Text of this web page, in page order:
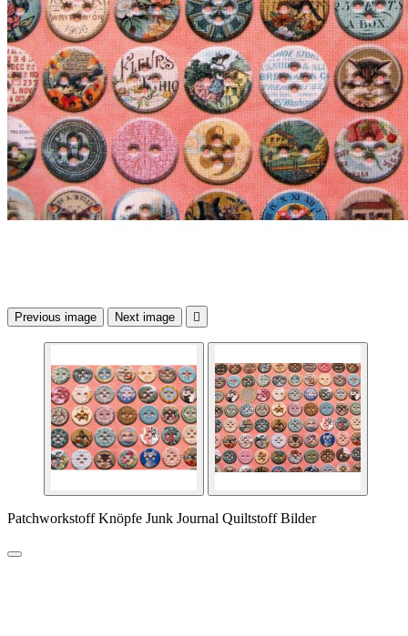
Previous image Next image 
Patchworkstoff Knöpfe Junk Journal Quiltstoff Bilder